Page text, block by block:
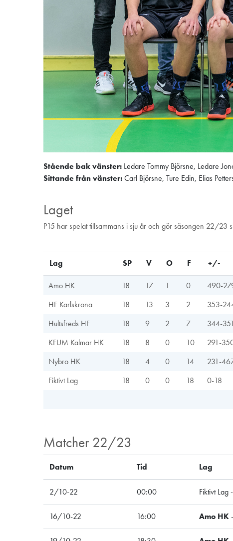
Stående bak vänster: Ledare Tommy Björsne, Ledare
Sittande från vänster:Carl Björsne, Ture Edin, Elias
Laget
P15 har spelat tillsammans i sju år och gör säsongen 22/23
Lag SP V O F +/-
Amo HK 18 17 1 0 490-
HF Karlskrona
18 13 3 2 353-
Hultsfreds HF
18 9 2 7 344-351
KFUM Kalmar HK
18 8 0 10 291-
Nybro HK
18 4 0 14 231-
Fiktivt Lag
18 0 0 18 0-18
Matcher 22/23
Datum Tid Lag
2/10-22 00:00 Fiktivt Lag -
16/10-22 16:00 Amo HK